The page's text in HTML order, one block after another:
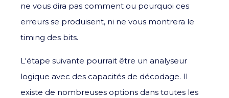
ne vous dira pas comment ou pourquoi ces
erreurs se produisent, ni ne vous montrera le
timing des bits.
L'étape suivante pourrait être un analyseur
logique avec des capacités de décodage. Il
existe de nombreuses options dans toutes les